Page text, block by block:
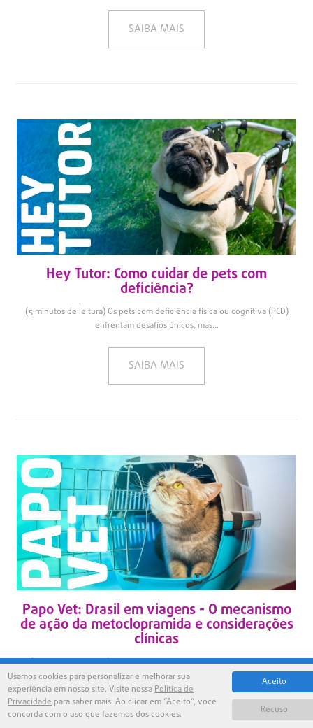
Usamos cookies para personalizar e melhorar sua
experiência em nosso site. Visite nossaPolítica de
Privacidade para saber mais. Ao clicar em “Aceito”, você
concorda com o uso que fazemos dos cookies.
Aceito
Recuso
SAIBA MAIS
Hey Tutor: Como cuidar de pets com
deficiência?
(5 minutos de leitura) Os pets com deficiência física ou cognitiva (PCD)
enfrentam desafios únicos, mas...
SAIBA MAIS
Papo Vet: Drasil em viagens - O mecanismo
de ação da metoclopramida e considerações
clínicas
(5 minutos de leitura) A metoclopramida, conhecida pelo seu efeito
antiemético e pró-cinético, é...
SAIBA MAIS